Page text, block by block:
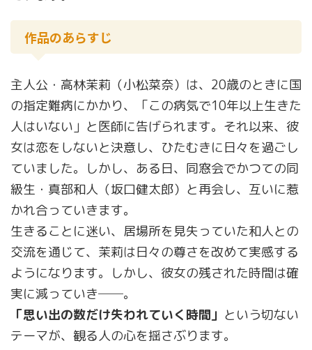
作品のあらすじ
主人公・高林茉莉（小松菜奈）は、20歳のときに国
の指定難病にかかり、「この病気で10年以上生きた
人はいない」と医師に告げられます。それ以来、彼
女は恋をしないと決意し、ひたむきに日々を過ごし
ていました。しかし、ある日、同窓会でかつての同
級生・真部和人（坂口健太郎）と再会し、互いに惹
かれ合っていきます。
生きることに迷い、居場所を見失っていた和人との
交流を通じて、茉莉は日々の尊さを改めて実感する
ようになります。しかし、彼女の残された時間は確
実に減っていき──。
「思い出の数だけ失われていく時間」 という切ない
テーマが、観る人の心を揺さぶります。